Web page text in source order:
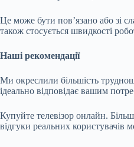
Це може бути пов’язано або зі
також стосується швидкості
Наші рекомендації
Ми окреслили більшість
ідеально відповідає вашим
Купуйте телевізор онлайн.
відгуки реальних користувачів